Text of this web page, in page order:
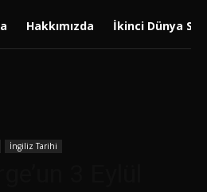
Hakkımızda İkinci Dünya
İngiliz Tarihi